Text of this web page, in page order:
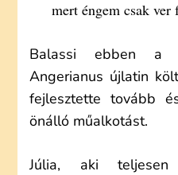
mert éngem csak ver
Balassi ebben a
Angerianus újlatin
fejlesztette tovább
önálló műalkotást.
Júlia, aki teljesen